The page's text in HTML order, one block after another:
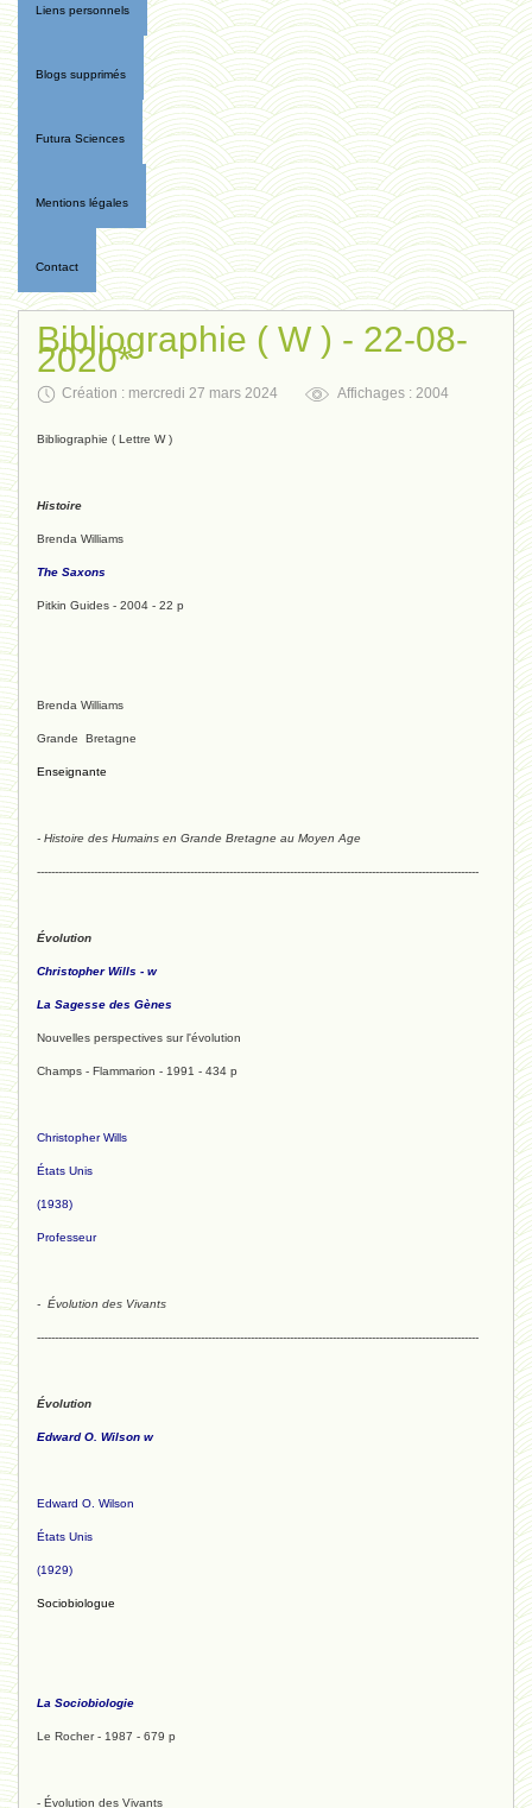
Liens personnels
Blogs supprimés
Futura Sciences
Mentions légales
Contact
Bibliographie ( W ) - 22-08-
2020*
Création : mercredi 27 mars 2024 Affichages : 2004
Bibliographie ( Lettre W )
Histoire
Brenda Williams
The Saxons
Pitkin Guides - 2004 - 22 p
Brenda Williams
Grande Bretagne
Enseignante
- Histoire des Humains en Grande Bretagne au Moyen Age
----------------------------------------------------------------------------------------------------------------------------
Évolution
Christopher Wills - w
La Sagesse des Gènes
Nouvelles perspectives sur l'évolution
Champs - Flammarion - 1991 - 434 p
Christopher Wills
États Unis
(1938)
Professeur
- Évolution des Vivants
----------------------------------------------------------------------------------------------------------------------------
Évolution
Edward O. Wilson w
Edward O. Wilson
États Unis
(1929)
Sociobiologue
La Sociobiologie
Le Rocher - 1987 - 679 p
- Évolution des Vivants